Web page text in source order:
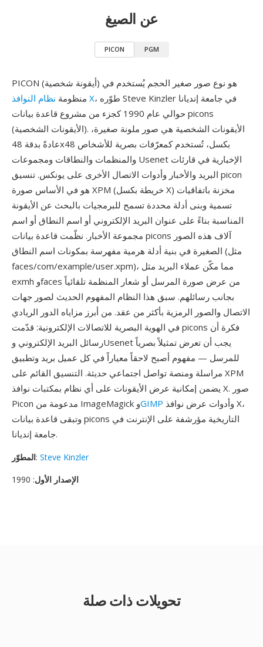
عن الصيغ
PICON PGM
PICON (أيقونة شخصية) هو نوع صور صغير الحجم يُستخدم في
منظومة نظام النوافذ X، طوّره Steve Kinzler في جامعة إنديانا
حوالي عام 1990 كجزء من مشروع قاعدة بيانات picons
(الأيقونات الشخصية). الأيقونات الشخصية هي صور ملونة صغيرة،
عادةً بدقة 48x48 بكسل، تُستخدم كمعرّفات بصرية للأشخاص
والمنظمات والنطاقات ومجموعات Usenet الإخبارية في قارئات
البريد والأخبار وأدوات الاتصال الأخرى على يونكس. تنسيق picon
هو في الأساس صورة XPM (خريطة بكسل X) مخزنة باتفاقيات
تسمية وبنى أدلة محددة تسمح للبرمجيات بالبحث عن الأيقونة
المناسبة بناءً على عنوان البريد الإلكتروني أو اسم النطاق أو اسم
مجموعة الأخبار. نظّمت قاعدة بيانات picons آلاف هذه الصور
الصغيرة في بنية أدلة هرمية مفهرسة بمكونات اسم النطاق (مثل
faces/com/example/user.xpm)، مما مكّن عملاء البريد مثل
exmh وfaces من عرض صورة المرسل أو شعار المنظمة تلقائياً
بجانب رسائلهم. سبق هذا النظام المفهوم الحديث لصور جهات
الاتصال والصور الرمزية بأكثر من عقد. من أبرز مزاياه الدور الريادي
في الهوية البصرية للاتصالات الإلكترونية: قدّمت picons فكرة أن
رسائل البريد الإلكتروني وUsenet يجب أن تعرض تمثيلاً بصرياً
للمرسل — مفهوم أصبح لاحقاً معياراً في كل عميل بريد وتطبيق
مراسلة ومنصة تواصل اجتماعي حديثة. التنسيق القائم على XPM
يضمن إمكانية عرض الأيقونات على أي نظام بمكتبات نوافذ X. صور
Picon مدعومة من ImageMagick وGIMP
وتبقى قاعدة بيانات picons التاريخية مؤرشفة على الإنترنت في
جامعة إنديانا.
المطوّر: Steve Kinzler
الإصدار الأول: 1990
تحويلات ذات صلة